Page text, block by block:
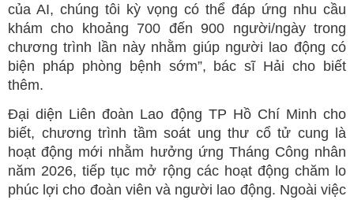
của AI, chúng tôi kỳ vọng có thể đáp ứng nhu cầu
khám cho khoảng 700 đến 900 người/ngày trong
chương trình lần này nhằm giúp người lao động có
biện pháp phòng bệnh sớm”, bác sĩ Hải cho biết
thêm.
Đại diện Liên đoàn Lao động TP Hồ Chí Minh cho
biết, chương trình tầm soát ung thư cổ tử cung là
hoạt động mới nhằm hưởng ứng Tháng Công nhân
năm 2026, tiếp tục mở rộng các hoạt động chăm lo
phúc lợi cho đoàn viên và người lao động. Ngoài việc